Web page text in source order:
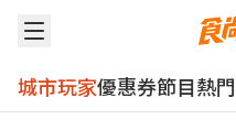
城市玩家優惠券節目熱門